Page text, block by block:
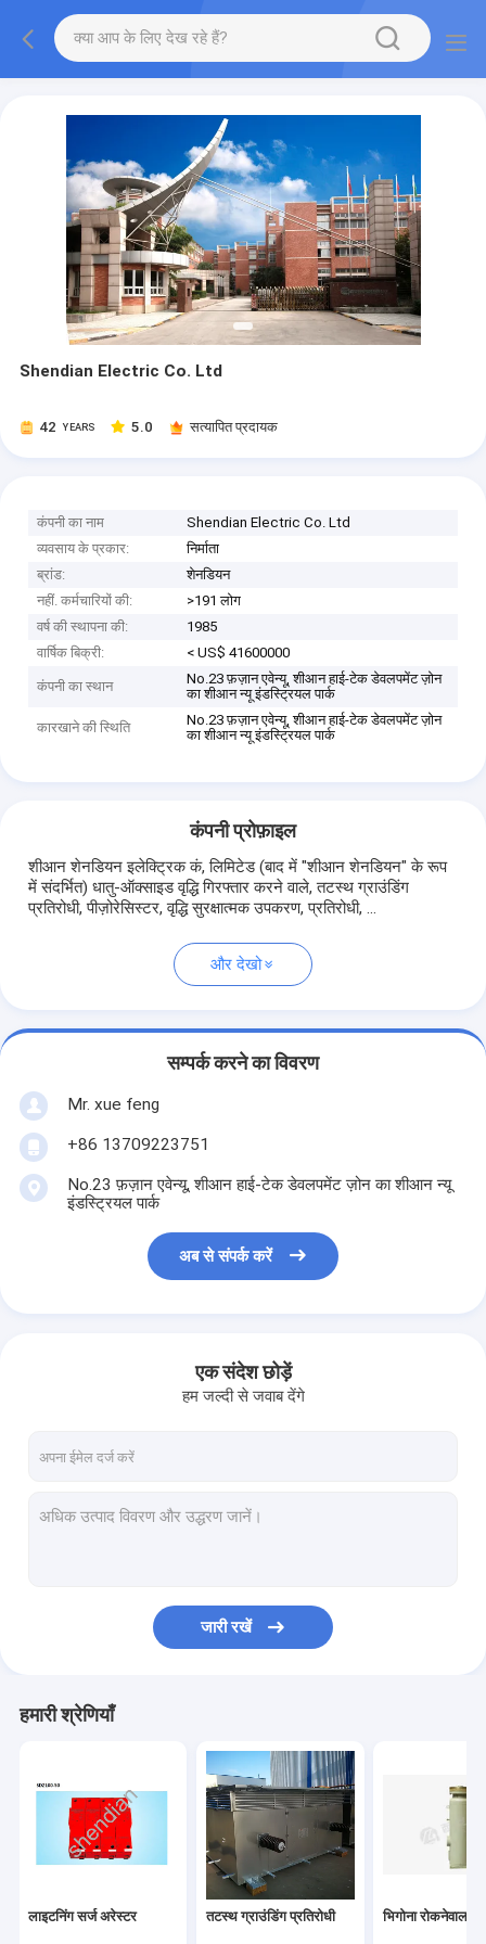
Shendian Electric Co. Ltd
42 YEARS 5.0 सत्यापित प्रदायक
कंपनी का नाम
Shendian Electric Co. Ltd
व्यवसाय के प्रकार:
निर्माता
ब्रांड:
शेनडियन
नहीं. कर्मचारियों की:
>191 लोग
वर्ष की स्थापना की:
1985
वार्षिक बिक्री:
< US$ 41600000
कंपनी का स्थान
No.23 फ़ज़ान एवेन्यू, शीआन हाई-टेक डेवलपमेंट ज़ोन
का शीआन न्यू इंडस्ट्रियल पार्क
कारखाने की स्थिति
No.23 फ़ज़ान एवेन्यू, शीआन हाई-टेक डेवलपमेंट ज़ोन
का शीआन न्यू इंडस्ट्रियल पार्क
कंपनी प्रोफ़ाइल
शीआन शेनडियन इलेक्ट्रिक कं, लिमिटेड (बाद में "शीआन शेनडियन" के रूप
में संदर्भित) धातु-ऑक्साइड वृद्धि गिरफ्तार करने वाले, तटस्थ ग्राउंडिंग
प्रतिरोधी, पीज़ोरेसिस्टर, वृद्धि सुरक्षात्मक उपकरण, प्रतिरोधी, ...
और देखो
सम्पर्क करने का विवरण
Mr. xue feng
+86 13709223751
No.23 फ़ज़ान एवेन्यू, शीआन हाई-टेक डेवलपमेंट ज़ोन का शीआन न्यू
इंडस्ट्रियल पार्क
अब से संपर्क करें
एक संदेश छोड़ें
हम जल्दी से जवाब देंगे
जारी रखें
हमारी श्रेणियाँ
लाइटनिंग सर्ज अरेस्टर तटस्थ ग्राउंडिंग प्रतिरोधी भिगोना रोकनेवाला